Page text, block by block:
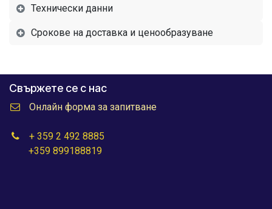
Технически данни
Срокове на доставка и ценообразуване
Свържете се с нас
Онлайн форма за запитване
+ 359 2 492 8885
+359 899188819